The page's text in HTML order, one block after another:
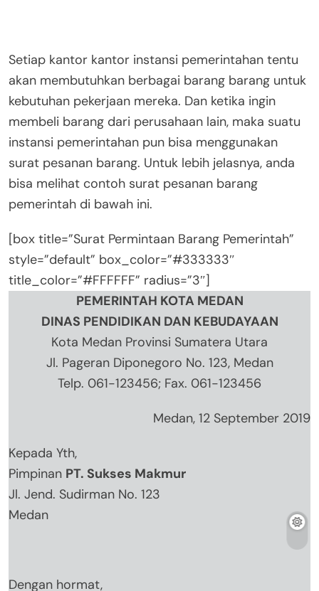
PimpinanPT. Sukses Makmur
Jl. Jend. Sudirman No. 123
Medan
Dengan hormat,
Kantor kami sedang membutuhkan beberapa
perangkat komputer dan laptop baru untuk
keperluan pekerjaan kantor. Dan menurut informasi
yang kami dapatkan, perusahaan saudara
merupakan distributor komputer dan laptop
dengan harga yang cukup terjangkau dan juga
tersedia banyak pilihan.
ini kami ingin memesan perangkat komputer dan
laptop, sebagai berikut :
10 Unit Perangkat Komputer Pentium Intel
10 Unit Laptop Acer Core i5
10 Unit Laptop HP Core i3
10 Unit Laptop Lenovo Core i3
dengan alamat yang tertera pada kop surat.